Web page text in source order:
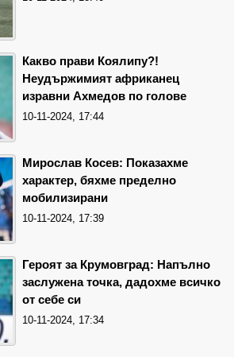
Какво прави Коялипу?!
Неудържимият африканец
изравни Ахмедов по голове
10-11-2024, 17:44
Мирослав Косев: Показахме
характер, бяхме пределно
мобилизирани
10-11-2024, 17:39
Героят за Крумовград: Напълно
заслужена точка, дадохме всичко
от себе си
10-11-2024, 17:34